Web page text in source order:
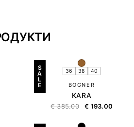
S
A
L
E
36 38 40
BOGNER
KARA
€385.00 € 193.00